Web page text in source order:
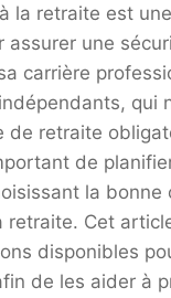
la retraite est
assurer une
carrière
qui
de retraite
de
la bonne
retraite. Cet
disponibles
de les aider à